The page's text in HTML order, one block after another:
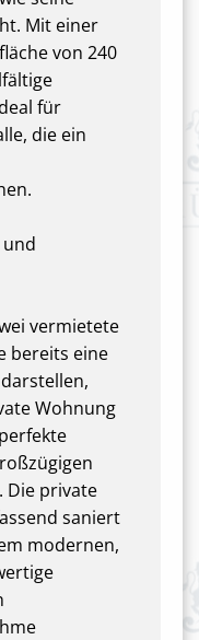
Mit einer
von 240
für
die ein
vermietete
bereits eine
Wohnung
Die private
saniert
modernen,